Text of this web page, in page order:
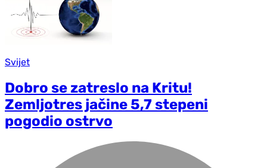
Svijet
Dobro se zatreslo na Kritu!
Zemljotres jačine 5,7 stepeni
pogodio ostrvo